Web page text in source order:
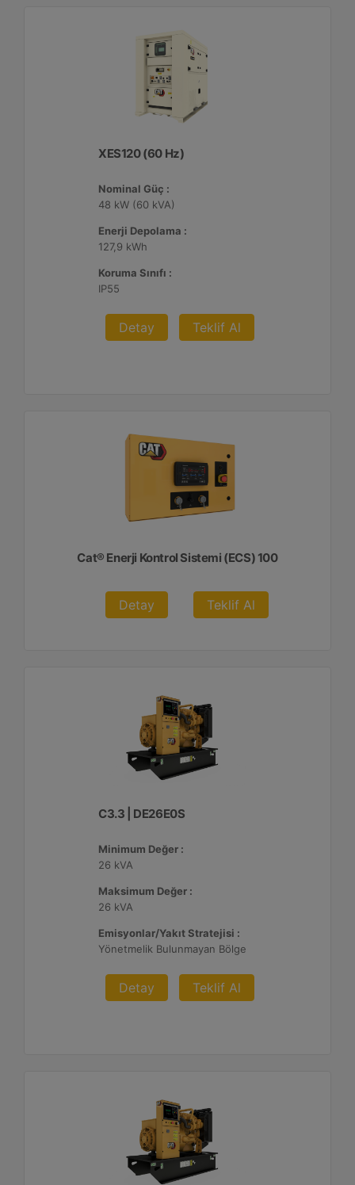
XES120 (60 Hz)
Nominal Güç :
48 kW (60 kVA)
Enerji Depolama :
127,9 kWh
Koruma Sınıfı :
IP55
Detay Teklif Al
Cat® Enerji Kontrol Sistemi (ECS) 100
Detay Teklif Al
C3.3 | DE26E0S
Minimum Değer :
26 kVA
Maksimum Değer :
26 kVA
Emisyonlar/Yakıt Stratejisi :
Yönetmelik Bulunmayan Bölge
Detay Teklif Al